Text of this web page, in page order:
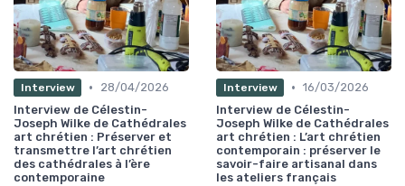
Interview •
28/04/2026
Interview de Célestin-
Joseph Wilke de Cathédrales
art chrétien : Préserver et
transmettre l’art chrétien
des cathédrales à l’ère
contemporaine
Interview • 16/03/2026
Interview de Célestin-
Joseph Wilke de Cathédrales
art chrétien : L’art chrétien
contemporain : préserver le
savoir-faire artisanal dans
les ateliers français